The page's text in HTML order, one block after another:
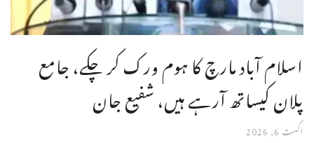
اسلام آباد مارچ کا ہوم ورک کر چکے، جامع
پلان کیساتھ آرہے ہیں، شفیع جان
اگست 6, 2026